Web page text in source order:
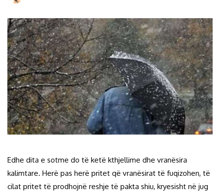
Edhe dita e sotme do të ketë kthjellime dhe vranësira
kalimtare. Herë pas herë pritet që vranësirat të fuqizohen, të
cilat pritet të prodhojnë reshje të pakta shiu, kryesisht në jug